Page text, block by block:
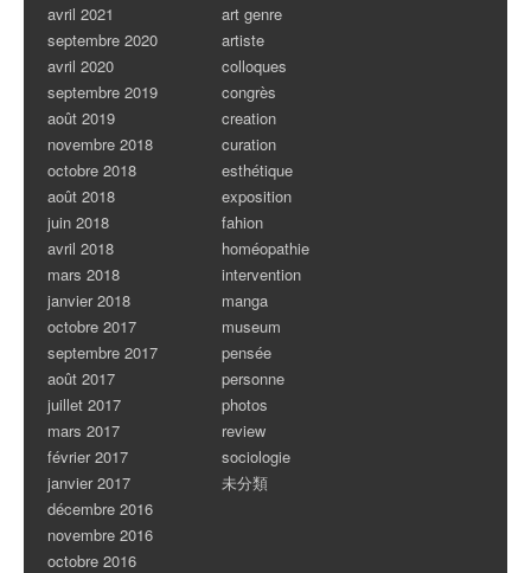
avril 2021
septembre 2020
avril 2020
septembre 2019
août 2019
novembre 2018
octobre 2018
août 2018
juin 2018
avril 2018
mars 2018
janvier 2018
octobre 2017
septembre 2017
août 2017
juillet 2017
mars 2017
février 2017
janvier 2017
décembre 2016
novembre 2016
octobre 2016
art genre
artiste
colloques
congrès
creation
curation
esthétique
exposition
fahion
homéopathie
intervention
manga
museum
pensée
personne
photos
review
sociologie
未分類